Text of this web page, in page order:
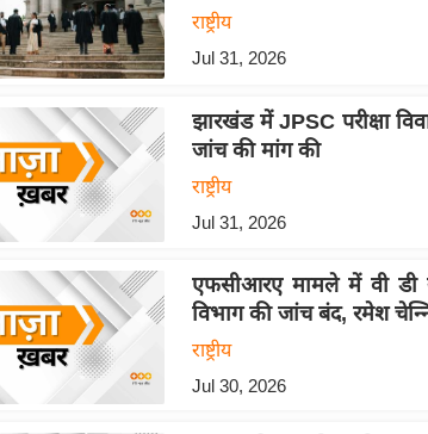
राष्ट्रीय
Jul 31, 2026
झारखंड में JPSC परीक्षा
जांच की मांग की
राष्ट्रीय
Jul 31, 2026
एफसीआरए मामले में वी डी
विभाग की जांच बंद, रमेश
राष्ट्रीय
Jul 30, 2026